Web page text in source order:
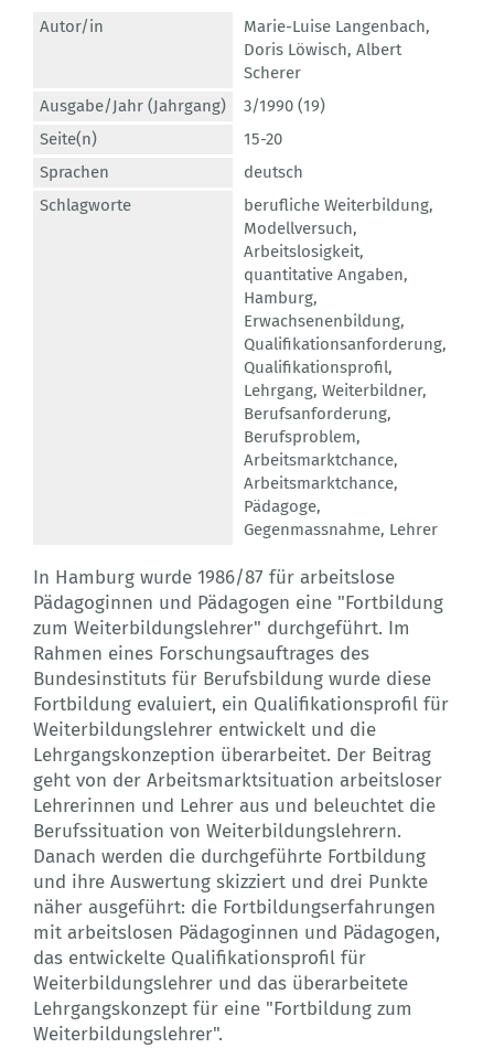
Autor/in Marie-Luise Langenbach,
Doris Löwisch, Albert
Scherer
Ausgabe/Jahr (Jahrgang)
3/1990 (19)
Seite(n)
15-20
Sprachen
deutsch
Schlagworte
berufliche Weiterbildung,
Modellversuch,
Arbeitslosigkeit,
quantitative Angaben,
Hamburg,
Erwachsenenbildung,
Qualifikationsanforderung,
Qualifikationsprofil,
Lehrgang, Weiterbildner,
Berufsanforderung,
Berufsproblem,
Arbeitsmarktchance,
Arbeitsmarktchance,
Pädagoge,
Gegenmassnahme, Lehrer
In Hamburg wurde 1986/87 für arbeitslose
Pädagoginnen und Pädagogen eine "Fortbildung
zum Weiterbildungslehrer" durchgeführt. Im
Rahmen eines Forschungsauftrages des
Bundesinstituts für Berufsbildung wurde diese
Fortbildung evaluiert, ein Qualifikationsprofil für
Weiterbildungslehrer entwickelt und die
Lehrgangskonzeption überarbeitet. Der Beitrag
geht von der Arbeitsmarktsituation arbeitsloser
Lehrerinnen und Lehrer aus und beleuchtet die
Berufssituation von Weiterbildungslehrern.
Danach werden die durchgeführte Fortbildung
und ihre Auswertung skizziert und drei Punkte
näher ausgeführt: die Fortbildungserfahrungen
mit arbeitslosen Pädagoginnen und Pädagogen,
das entwickelte Qualifikationsprofil für
Weiterbildungslehrer und das überarbeitete
Lehrgangskonzept für eine "Fortbildung zum
Weiterbildungslehrer".